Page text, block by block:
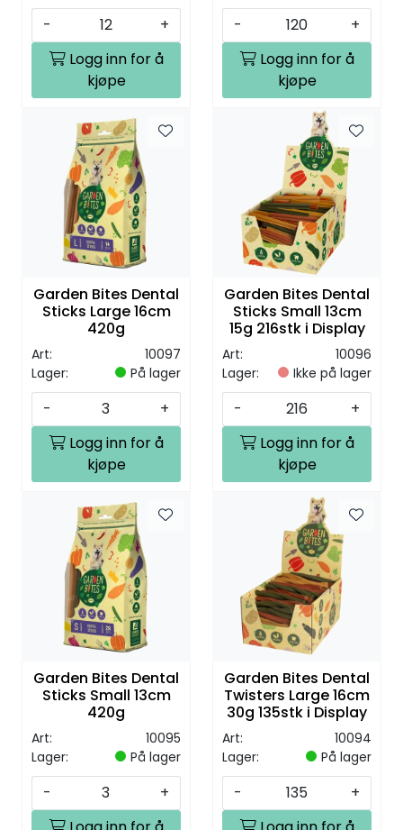
-
+
Logg inn for å
kjøpe
-
+
Logg inn for å
kjøpe
Garden Bites Dental
Sticks Large 16cm
420g
Art:
10097
Lager:
På lager
-
+
Logg inn for å
kjøpe
Garden Bites Dental
Sticks Small 13cm
15g 216stk i Display
Art:
10096
Lager:
Ikke på lager
-
+
Logg inn for å
kjøpe
Garden Bites Dental
Sticks Small 13cm
420g
Art:
10095
Lager:
På lager
-
+
Garden Bites Dental
Twisters Large 16cm
30g 135stk i Display
Art:
10094
Lager:
På lager
-
+